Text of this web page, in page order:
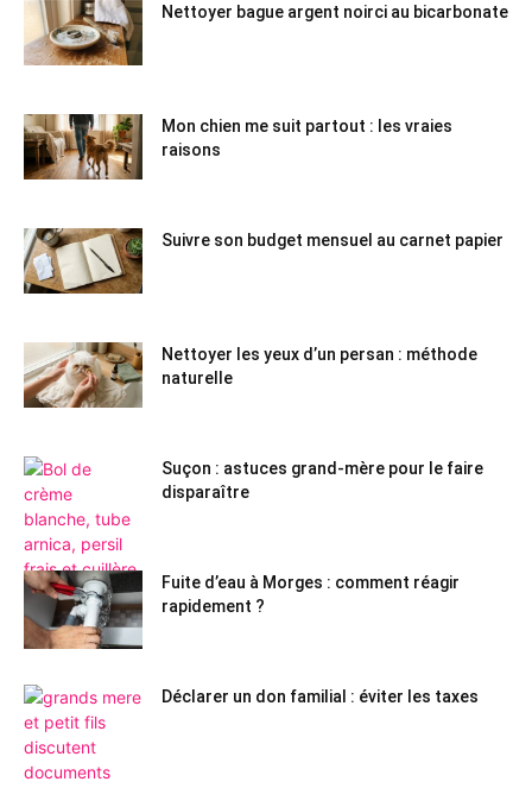
Nettoyer bague argent noirci au bicarbonate
Mon chien me suit partout : les vraies
raisons
Suivre son budget mensuel au carnet papier
Nettoyer les yeux d’un persan : méthode
naturelle
Suçon : astuces grand-mère pour le faire
disparaître
Fuite d’eau à Morges : comment réagir
rapidement ?
Déclarer un don familial : éviter les taxes